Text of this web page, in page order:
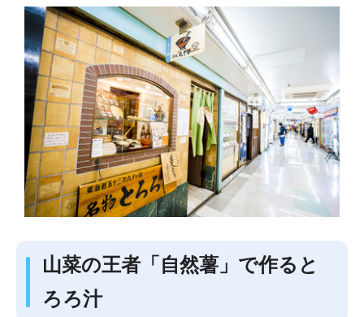
山菜の王者「自然薯」で作ると
ろろ汁